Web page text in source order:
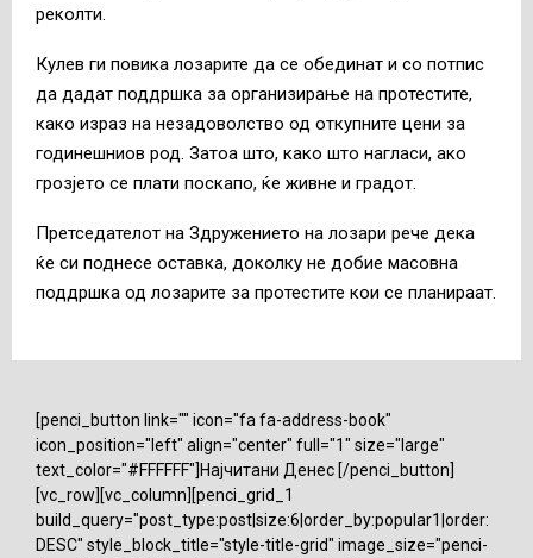
реколти.
Кулев ги повика лозарите да се обединат и со потпис
да дадат поддршка за организирање на протестите,
како израз на незадоволство од откупните цени за
годинешниов род. Затоа што, како што нагласи, ако
грозјето се плати поскапо, ќе живне и градот.
Претседателот на Здружението на лозари рече дека
ќе си поднесе оставка, доколку не добие масовна
поддршка од лозарите за протестите кои се планираат.
[penci_button link="" icon="fa fa-address-book"
icon_position="left" align="center" full="1" size="large"
text_color="#FFFFFF"]Најчитани Денес [/penci_button]
[vc_row][vc_column][penci_grid_1
build_query="post_type:post|size:6|order_by:popular1|order:
DESC" style_block_title="style-title-grid" image_size="penci-